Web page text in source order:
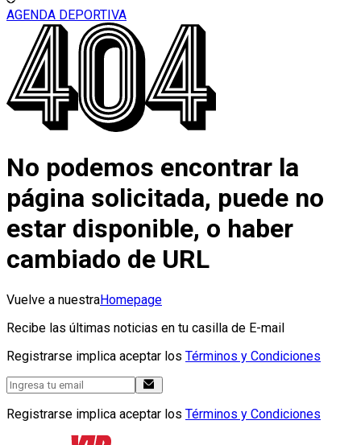
AGENDA DEPORTIVA
No podemos encontrar la
página solicitada, puede no
estar disponible, o haber
cambiado de URL
Vuelve a nuestraHomepage
Recibe las últimas noticias en tu casilla de E-mail
Registrarse implica aceptar los Términos y Condiciones
Registrarse implica aceptar los Términos y Condiciones